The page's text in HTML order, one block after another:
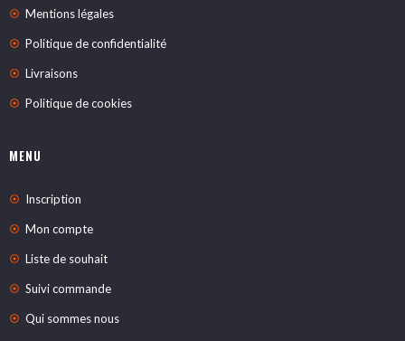
Mentions légales
Politique de confidentialité
Livraisons
Politique de cookies
MENU
Inscription
Mon compte
Liste de souhait
Suivi commande
Qui sommes nous